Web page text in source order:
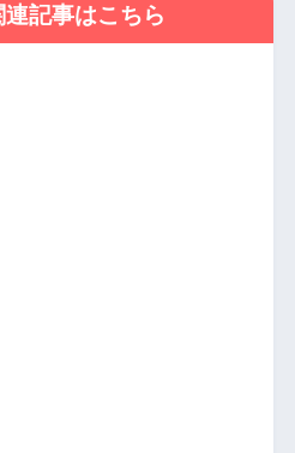
記事はこちら